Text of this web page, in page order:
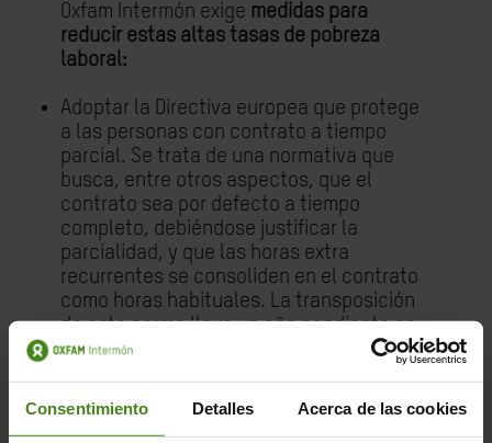
Consentimiento Detalles Acerca de las cookies
Oxfam Intermón exige medidas para
reducir estas altas tasas de pobreza
laboral:
Adoptar la Directiva europea que protege
a las personas con contrato a tiempo
parcial. Se trata de una normativa que
busca, entre otros aspectos, que el
contrato sea por defecto a tiempo
completo, debiéndose justificar la
parcialidad, y que las horas extra
recurrentes se consoliden en el contrato
como horas habituales. La transposición
de esta norma lleva un año pendiente en
el Congreso de los Diputados, haciendo de
la ha implementado. Todos los partidos
deben implicarse para sacarla adelante lo